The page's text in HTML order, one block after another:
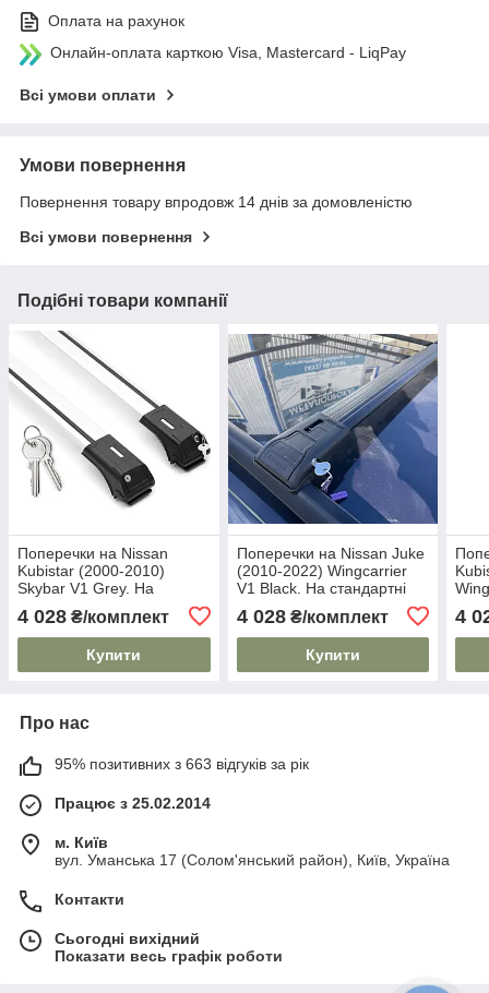
Оплата на рахунок
Онлайн-оплата карткою Visa, Mastercard - LiqPay
Всі умови оплати
Умови повернення
Повернення товару впродовж 14 днів за домовленістю
Всі умови повернення
Подібні товари компанії
Поперечки на Nissan
Kubistar (2000-2010)
Skybar V1 Grey. На
Замок на ключах. Сірі
4 028 ₴/комплект
Купити
Поперечки на Nissan Juke
(2010-2022) Wingcarrier
V1 Black. На стандартні
ключах. Чорні
4 028₴/комплект
Купити
4
Про нас
95% позитивних з 663 відгуків за рік
Працює з 25.02.2014
м. Київ
вул. Уманська 17 (Солом'янський район), Київ, Україна
Контакти
Сьогодні вихідний
Показати весь графік роботи